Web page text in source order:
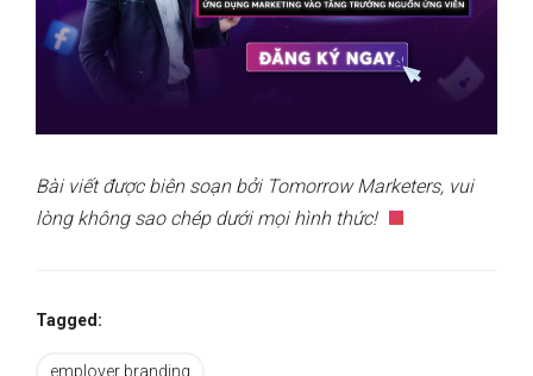
Bài viết được biên soạn bởi Tomorrow Marketers, vui
lòng không sao chép dưới mọi hình thức!
Tagged:
employer branding